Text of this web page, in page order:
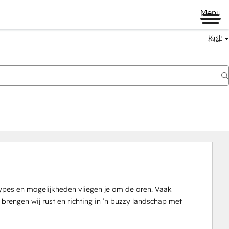
Menu
构建
en mogelijkheden vliegen je om de oren. Vaak
wij rust en richting in ’n buzzy landschap met